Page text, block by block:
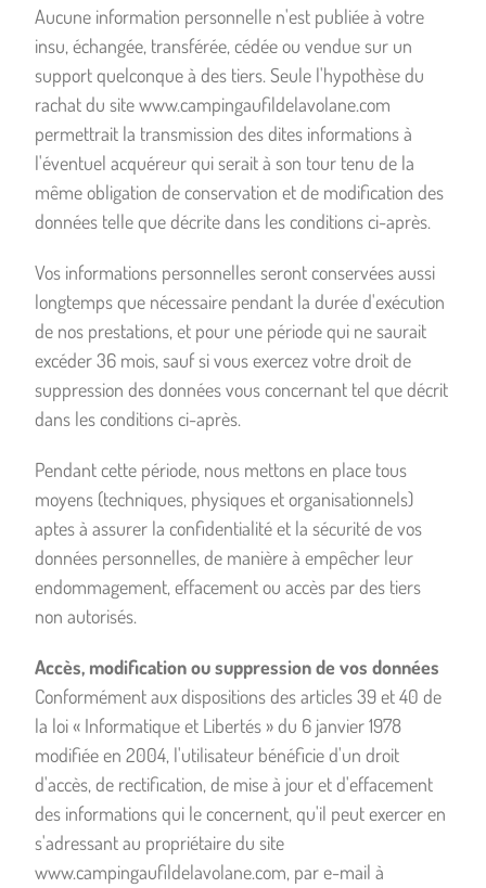
Aucune information personnelle n'est publiée à votre
insu, échangée, transférée, cédée ou vendue sur un
support quelconque à des tiers. Seule l'hypothèse du
rachat du site www.campingaufildelavolane.com
permettrait la transmission des dites informations à
l'éventuel acquéreur qui serait à son tour tenu de la
même obligation de conservation et de modification des
données telle que décrite dans les conditions ci-après.
Vos informations personnelles seront conservées aussi
longtemps que nécessaire pendant la durée d'exécution
de nos prestations, et pour une période qui ne saurait
excéder 36 mois, sauf si vous exercez votre droit de
suppression des données vous concernant tel que décrit
dans les conditions ci-après.
Pendant cette période, nous mettons en place tous
moyens (techniques, physiques et organisationnels)
aptes à assurer la confidentialité et la sécurité de vos
données personnelles, de manière à empêcher leur
endommagement, effacement ou accès par des tiers
non autorisés.
Accès, modification ou suppression de vos données
Conformément aux dispositions des articles 39 et 40 de
la loi « Informatique et Libertés » du 6 janvier 1978
modifiée en 2004, l'utilisateur bénéficie d'un droit
d'accès, de rectification, de mise à jour et d'effacement
des informations qui le concernent, qu'il peut exercer en
s'adressant au propriétaire du site
www.campingaufildelavolane.com, par e-mail à